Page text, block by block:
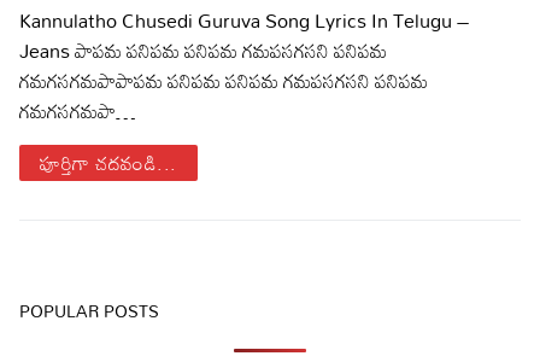
Kannulatho Chusedi Guruva Song Lyrics In Telugu –
Jeans పాపమ పనిపమ పనిపమ గమపసగసని పనిపమ
గమగసగమపాపాపమ పనిపమ పనిపమ గమపసగసని పనిపమ
గమగసగమపా…
పూర్తిగా చదవండి...
POPULAR POSTS